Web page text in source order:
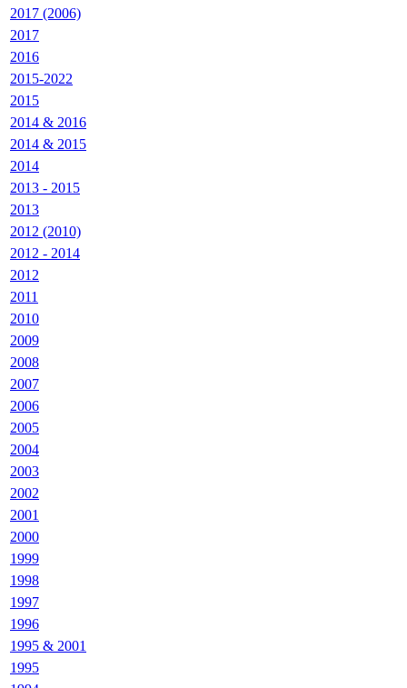
2017 (2006)
2017
2016
2015-2022
2015
2014 & 2016
2014 & 2015
2014
2013 - 2015
2013
2012 (2010)
2012 - 2014
2012
2011
2010
2009
2008
2007
2006
2005
2004
2003
2002
2001
2000
1999
1998
1997
1996
1995 & 2001
1995